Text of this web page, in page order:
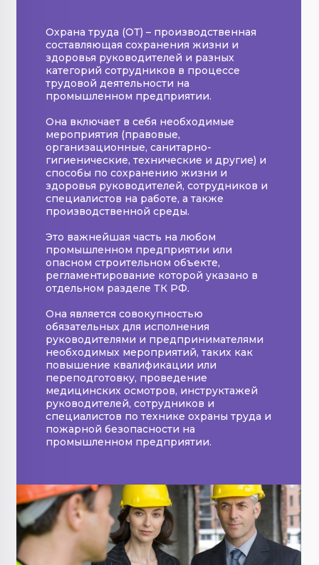
Охрана труда (ОТ) – производственная
составляющая сохранения жизни и
здоровья руководителей и разных
категорий сотрудников в процессе
трудовой деятельности на
промышленном предприятии.
Она включает в себя необходимые
мероприятия (правовые,
организационные, санитарно-
гигиенические, технические и другие) и
способы по сохранению жизни и
здоровья руководителей, сотрудников и
специалистов на работе, а также
производственной среды.
Это важнейшая часть на любом
промышленном предприятии или
опасном строительном объекте,
регламентирование которой указано в
отдельном разделе ТК РФ.
Она является совокупностью
обязательных для исполнения
руководителями и предпринимателями
необходимых мероприятий, таких как
повышение квалификации или
переподготовку, проведение
медицинских осмотров, инструктажей
руководителей, сотрудников и
специалистов по технике охраны труда и
пожарной безопасности на
промышленном предприятии.